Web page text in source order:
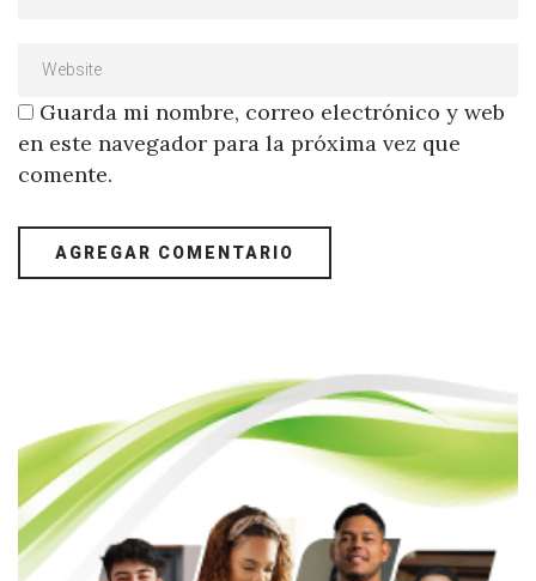
Guarda mi nombre, correo electrónico y web
en este navegador para la próxima vez que
comente.